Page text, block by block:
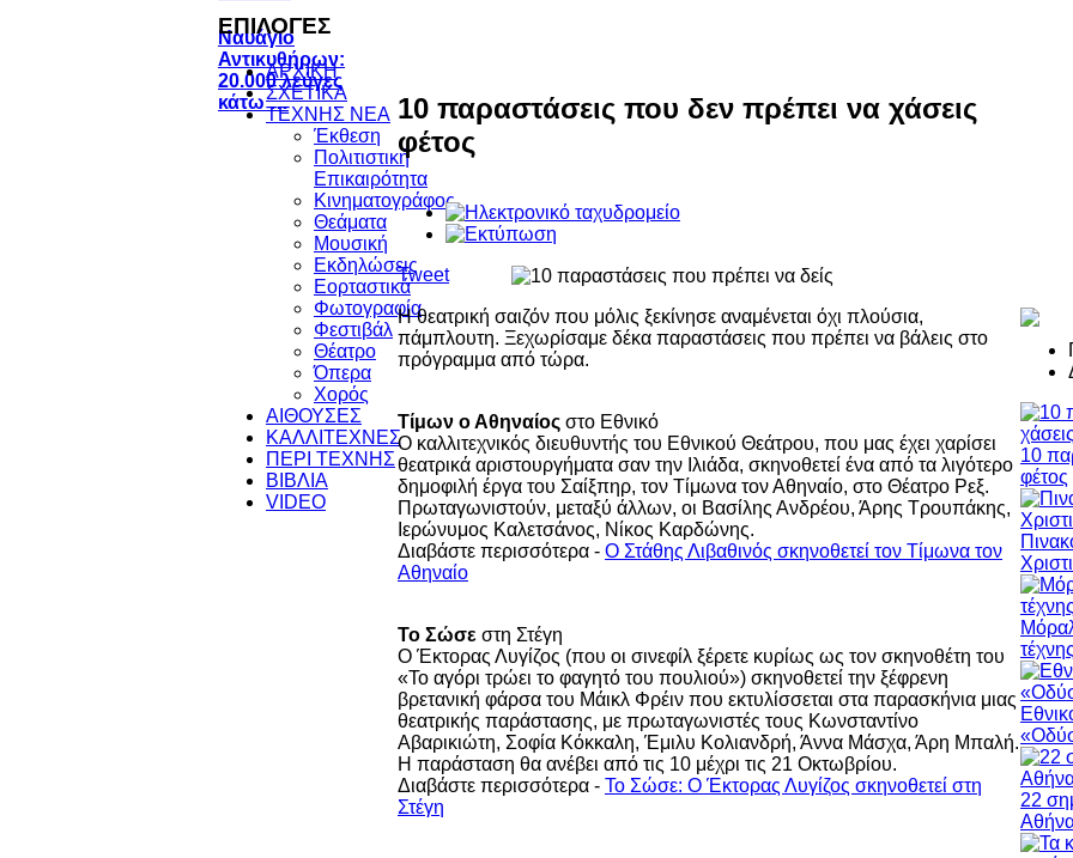
Ναυάγιο
Αντικυθήρων:
20.000 λεύγες
κάτω …
ΕΠΙΛΟΓΕΣ
ΑΡΧΙΚΗ
ΣΧΕΤΙΚΑ
ΤΕΧΝΗΣ ΝΕΑ
Έκθεση
Πολιτιστική
Επικαιρότητα
Κινηματογράφος
Θεάματα
Μουσική
Εκδηλώσεις
Εορταστικά
Φωτογραφία
Φεστιβάλ
Θέατρο
Όπερα
Χορός
ΑΙΘΟΥΣΕΣ
ΚΑΛΛΙΤΕΧΝΕΣ
ΠΕΡΙ ΤΕΧΝΗΣ
ΒΙΒΛΙΑ
VIDEO
10 παραστάσεις που δεν πρέπει να χάσεις
φέτος
Tweet
Η θεατρική σαιζόν που μόλις ξεκίνησε αναμένεται όχι πλούσια,
πάμπλουτη. Ξεχωρίσαμε δέκα παραστάσεις που πρέπει να βάλεις στο
πρόγραμμα από τώρα.
Τίμων ο Αθηναίος στο Εθνικό
Ο καλλιτεχνικός διευθυντής του Εθνικού Θεάτρου, που μας έχει χαρίσει
θεατρικά αριστουργήματα σαν την Ιλιάδα, σκηνοθετεί ένα από τα λιγότερο
δημοφιλή έργα του Σαίξπηρ, τον Τίμωνα τον Αθηναίο, στο Θέατρο Ρεξ.
Πρωταγωνιστούν, μεταξύ άλλων, οι Βασίλης Ανδρέου, Άρης Τρουπάκης,
Ιερώνυμος Καλετσάνος, Νίκος Καρδώνης.
Διαβάστε περισσότερα - Ο Στάθης Λιβαθινός σκηνοθετεί τον Τίμωνα τον
Αθηναίο
Το Σώσε στη Στέγη
Ο Έκτορας Λυγίζος (που οι σινεφίλ ξέρετε κυρίως ως τον σκηνοθέτη του
«Το αγόρι τρώει το φαγητό του πουλιού») σκηνοθετεί την ξέφρενη
βρετανική φάρσα του Μάικλ Φρέιν που εκτυλίσσεται στα παρασκήνια μιας
θεατρικής παράστασης, με πρωταγωνιστές τους Κωνσταντίνο
Αβαρικιώτη, Σοφία Κόκκαλη, Έμιλυ Κολιανδρή, Άννα Μάσχα, Άρη Μπαλή.
Η παράσταση θα ανέβει από τις 10 μέχρι τις 21 Οκτωβρίου.
Διαβάστε περισσότερα - Το Σώσε: Ο Έκτορας Λυγίζος σκηνοθετεί στη
Στέγη
10
φέτος
τέχνης
22